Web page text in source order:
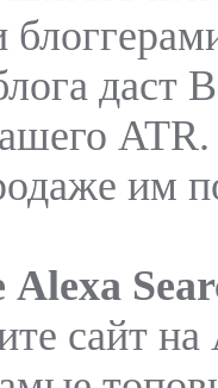
даст
им
Alexa
сайт